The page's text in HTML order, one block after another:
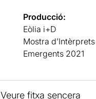
Producció:
Eòlia i+D
Mostra d’Intèrprets
Emergents 2021
Veure fitxa sencera